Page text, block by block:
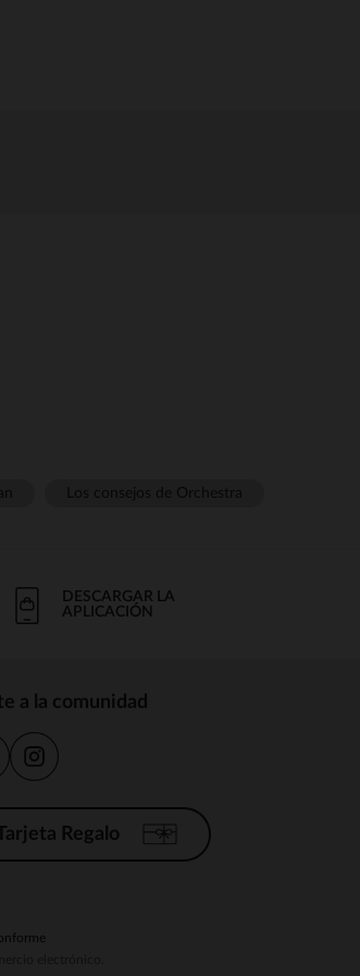
DESCARGAR LA
APLICACIÓN
a la comunidad
Regalo